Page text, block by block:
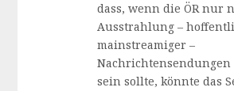
dass, wenn die ÖR nur
Ausstrahlung –
mainstreamiger –
Nachrichtensendungen
sein sollte, könnte das